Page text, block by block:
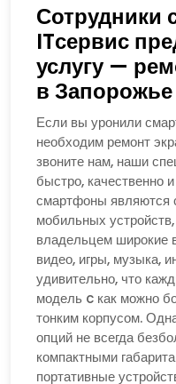
Сотрудники
ITсервис
услугу —
в Запорожье
Если вы уронили
необходим ремонт
звоните нам, наши
быстро, качественно
смартфоны являются
мобильных
владельцем широкие
видео, игры, музыка,
удивительно, что
модель c как можно
тонким корпусом.
опций не всегда
компактными
портативные